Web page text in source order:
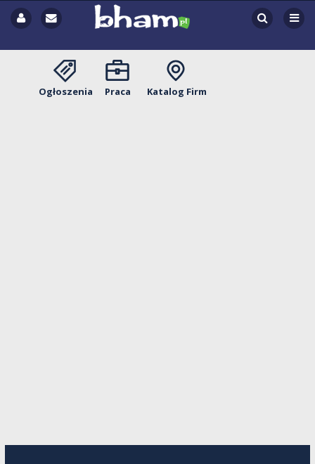
Ogłoszenia Praca Katalog Firm